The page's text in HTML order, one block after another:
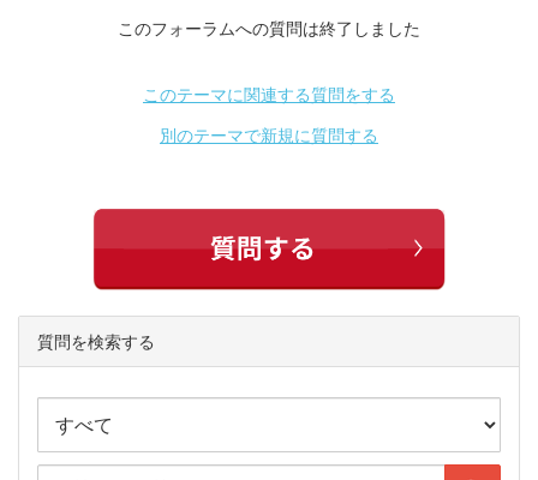
このフォーラムへの質問は終了しました
このテーマに関連する質問をする
別のテーマで新規に質問する
質問を検索する